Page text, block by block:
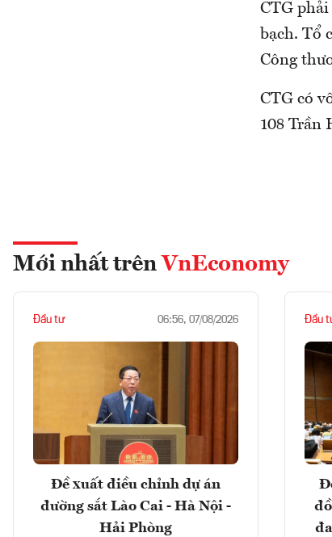
CTG
bạch. Tổ
Công
CTG có
108 Trần
Mới nhất trên VnEconomy
Đầu tư 06:56, 07/08/2026
Đề xuất điều chỉnh dự án
đường sắt Lào Cai - Hà Nội -
Hải Phòng
Đầu